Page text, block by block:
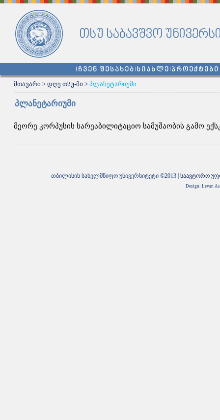
თსუ საბავშვო
ჩვენ შესახებ სიახლე პროექტები
მთავარი > დღე თსუ-ში > პლანეტარიუმი
პლანეტარიუმი
მეორე კორპუსის სარეაბილიტაციო სამუშაობის გამო
თბილისის სახელმწიფო უნივერსიტეტი ©2013 | საავტორო
Design: Levan